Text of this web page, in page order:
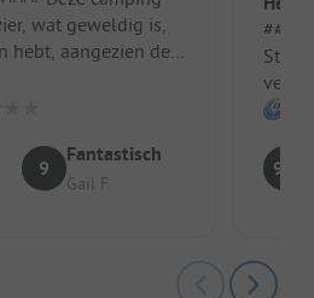
wat geweldig is,
hebt, aangezien de
9
Fantastisch
Gail F
#####
veel
9.4